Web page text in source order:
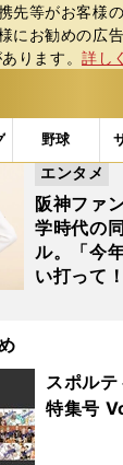
先等がお客様
にお勧めの広
ります。詳し
野球
ースファン」
阪神ファ
学時代の
ル。「今
い打って！
エンタメ
スポル
特集号